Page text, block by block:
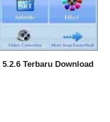
Terbaru Download